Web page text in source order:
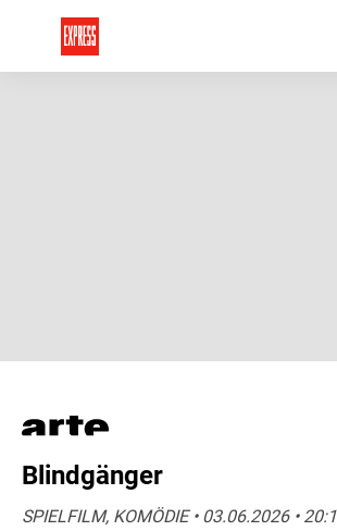
Blindgänger
SPIELFILM, KOMÖDIE • 03.06.2026 •